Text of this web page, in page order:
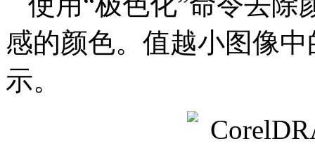
感的颜色。值越小图像
示。